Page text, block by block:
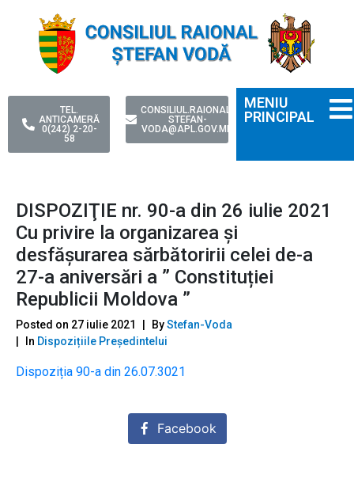
TEL.
ANTICAMERĂ
0(242) 2-20-
58
CONSILIUL.RAIONAL-
STEFAN-
VODA@APL.GOV.MD
MENIU
PRINCIPAL
DISPOZIŢIE nr. 90-a din 26 iulie 2021
Сu privire la organizarea şi
desfășurarea sărbătoririi celei de-a
27-a aniversări a ” Constituției
Republicii Moldova ”
Posted on 27 iulie 2021 ByStefan-Voda
In Dispozițiile Președintelui
Dispoziția 90-a din 26.07.3021
Facebook